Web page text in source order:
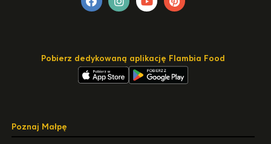
Pobierz dedykowaną aplikację Flambia Food
Poznaj Małpę